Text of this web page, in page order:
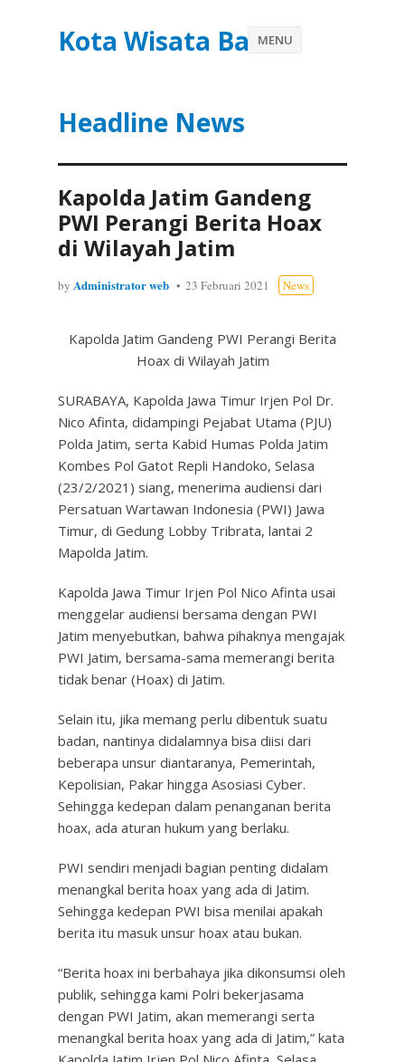
Kota Wisata Batu
Headline News
MENU
Kapolda Jatim Gandeng
PWI Perangi Berita Hoax
di Wilayah Jatim
by Administrator web 23 Februari 2021 News
Kapolda Jatim Gandeng PWI Perangi Berita
Hoax di Wilayah Jatim
SURABAYA, Kapolda Jawa Timur Irjen Pol Dr.
Nico Afinta, didampingi Pejabat Utama (PJU)
Polda Jatim, serta Kabid Humas Polda Jatim
Kombes Pol Gatot Repli Handoko, Selasa
(23/2/2021) siang, menerima audiensi dari
Persatuan Wartawan Indonesia (PWI) Jawa
Timur, di Gedung Lobby Tribrata, lantai 2
Mapolda Jatim.
Kapolda Jawa Timur Irjen Pol Nico Afinta usai
menggelar audiensi bersama dengan PWI
Jatim menyebutkan, bahwa pihaknya mengajak
PWI Jatim, bersama-sama memerangi berita
tidak benar (Hoax) di Jatim.
Selain itu, jika memang perlu dibentuk suatu
badan, nantinya didalamnya bisa diisi dari
beberapa unsur diantaranya, Pemerintah,
Kepolisian, Pakar hingga Asosiasi Cyber.
Sehingga kedepan dalam penanganan berita
hoax, ada aturan hukum yang berlaku.
PWI sendiri menjadi bagian penting didalam
menangkal berita hoax yang ada di Jatim.
Sehingga kedepan PWI bisa menilai apakah
berita itu masuk unsur hoax atau bukan.
“Berita hoax ini berbahaya jika dikonsumsi oleh
publik, sehingga kami Polri bekerjasama
dengan PWI Jatim, akan memerangi serta
menangkal berita hoax yang ada di Jatim,” kata